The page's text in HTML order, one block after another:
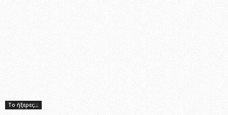
Το ήξερες;;;